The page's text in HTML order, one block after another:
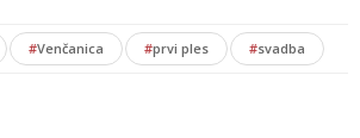
#Venčanica #prvi ples #svadba